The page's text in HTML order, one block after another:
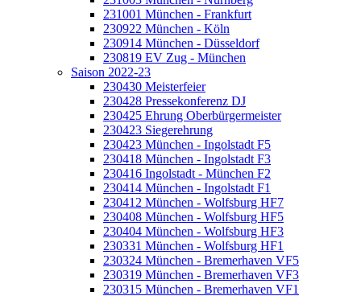
231001 München - Frankfurt
230922 München - Köln
230914 München - Düsseldorf
230819 EV Zug - München
Saison 2022-23
230430 Meisterfeier
230428 Pressekonferenz DJ
230425 Ehrung Oberbürgermeister
230423 Siegerehrung
230423 München - Ingolstadt F5
230418 München - Ingolstadt F3
230416 Ingolstadt - München F2
230414 München - Ingolstadt F1
230412 München - Wolfsburg HF7
230408 München - Wolfsburg HF5
230404 München - Wolfsburg HF3
230331 München - Wolfsburg HF1
230324 München - Bremerhaven VF5
230319 München - Bremerhaven VF3
230315 München - Bremerhaven VF1